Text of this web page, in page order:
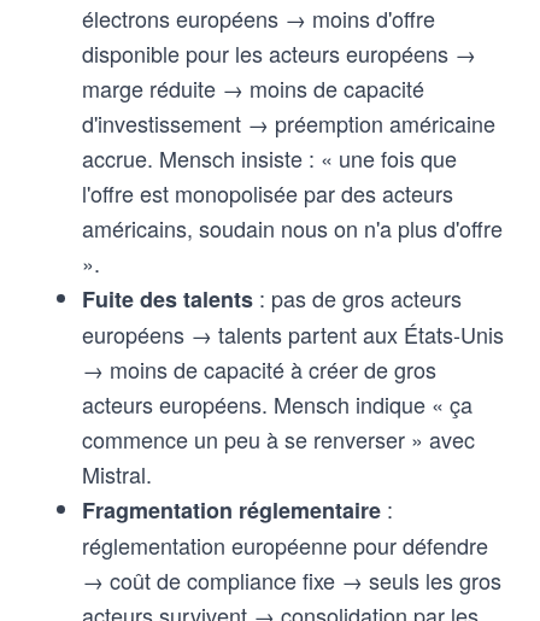
électrons européens → moins d'offre
disponible pour les acteurs européens →
marge réduite → moins de capacité
d'investissement → préemption américaine
accrue. Mensch insiste : « une fois que
l'offre est monopolisée par des acteurs
américains, soudain nous on n'a plus d'offre
».
Fuite des talents : pas de gros acteurs
européens → talents partent aux États-Unis
→ moins de capacité à créer de gros
acteurs européens. Mensch indique « ça
commence un peu à se renverser » avec
Mistral.
Fragmentation réglementaire :
réglementation européenne pour défendre
→ coût de compliance fixe → seuls les gros
acteurs survivent → consolidation par les